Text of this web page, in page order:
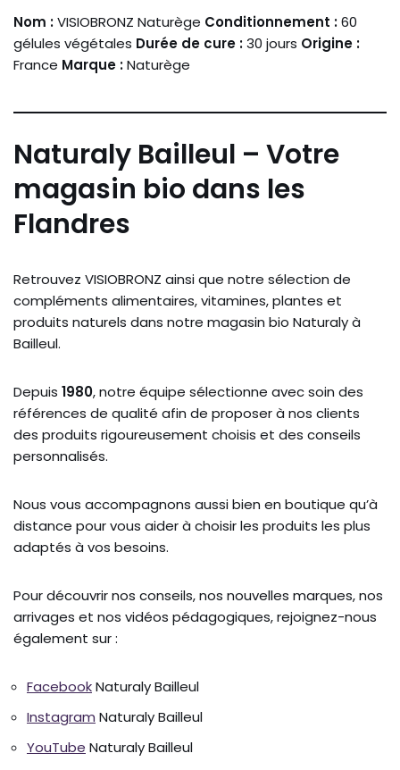
Nom :VISIOBRONZ Naturège Conditionnement :60
gélules végétales Durée de cure :30 jours Origine :
France Marque :Naturège
Naturaly Bailleul – Votre
magasin bio dans les
Flandres
Retrouvez VISIOBRONZ ainsi que notre sélection de
compléments alimentaires, vitamines, plantes et
produits naturels dans notre magasin bio Naturaly à
Bailleul.
Depuis 1980, notre équipe sélectionne avec soin des
références de qualité afin de proposer à nos clients
des produits rigoureusement choisis et des conseils
personnalisés.
Nous vous accompagnons aussi bien en boutique qu’à
distance pour vous aider à choisir les produits les plus
adaptés à vos besoins.
Pour découvrir nos conseils, nos nouvelles marques, nos
arrivages et nos vidéos pédagogiques, rejoignez-nous
également sur :
FacebookNaturaly Bailleul
Instagram Naturaly Bailleul
YouTube Naturaly Bailleul